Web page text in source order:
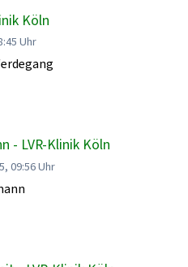
Köln
Uhr
- LVR-Klinik Köln
09:56 Uhr